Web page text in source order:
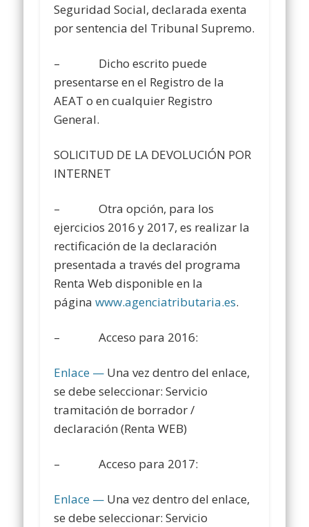
Seguridad Social, declarada exenta
por sentencia del Tribunal Supremo.
– Dicho escrito puede
presentarse en el Registro de la
AEAT o en cualquier Registro
General.
SOLICITUD DE LA DEVOLUCIÓN POR
INTERNET
– Otra opción, para los
ejercicios 2016 y 2017, es realizar la
rectificación de la declaración
presentada a través del programa
Renta Web disponible en la
páginawww.agenciatributaria.es.
– Acceso para 2016:
Enlace — Una vez dentro del enlace,
se debe seleccionar: Servicio
tramitación de borrador /
declaración (Renta WEB)
– Acceso para 2017:
Enlace — Una vez dentro del enlace,
se debe seleccionar: Servicio